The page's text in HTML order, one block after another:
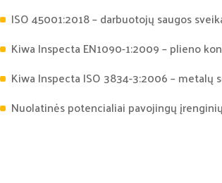
ISO 45001:2018 – darbuotojų saugos
Kiwa Inspecta EN1090-1:2009 – plieno
Kiwa Inspecta ISO 3834-3:2006 – metalų
Nuolatinės potencialiai pavojingų